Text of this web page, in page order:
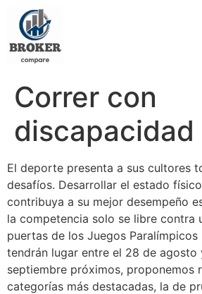
Correr con
discapacidad
El deporte presenta a sus cultores
desafíos. Desarrollar el estado
contribuya a su mejor desempeño
la competencia solo se libre contra
puertas de los Juegos Paralímpicos
tendrán lugar entre el 28 de agosto
septiembre próximos, proponemos
categorías más destacadas, la de